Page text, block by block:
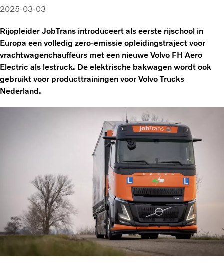
2025-03-03
Rijopleider JobTrans introduceert als eerste rijschool in
Europa een volledig zero-emissie opleidingstraject voor
vrachtwagenchauffeurs met een nieuwe Volvo FH Aero
Electric als lestruck. De elektrische bakwagen wordt ook
gebruikt voor producttrainingen voor Volvo Trucks
Nederland.